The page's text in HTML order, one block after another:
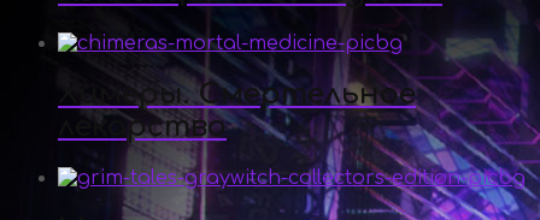
Химеры. Смертельное
лекарство